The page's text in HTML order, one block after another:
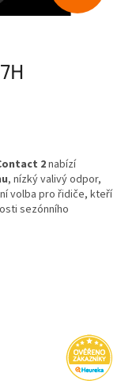
2nabízí
, nízký valivý odpor,
volba pro řidiče, kteří
sezónního